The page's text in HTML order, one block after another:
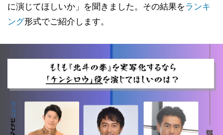
に演じてほしいか」を聞きました。その結果をランキ
ング形式でご紹介します。